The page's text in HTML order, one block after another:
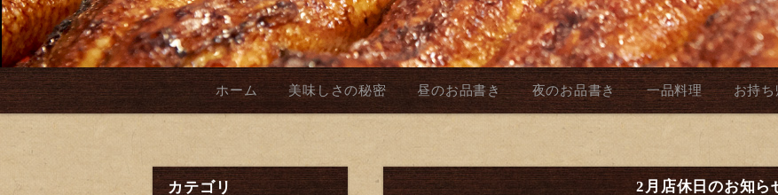
ホーム 美味しさの秘密 昼のお品書き 夜のお品書き 一品料理 お持ち
カテゴリ 2月店休日のお知ら